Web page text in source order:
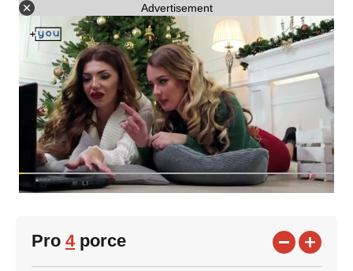
Advertisement
Pro 4porce